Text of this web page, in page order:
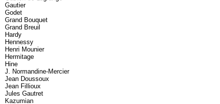
Gautier
Godet
Grand Bouquet
Grand Breuil
Hardy
Hennessy
Henri Mounier
Hermitage
Hine
J. Normandine-Mercier
Jean Doussoux
Jean Fillioux
Jules Gautret
Kazumian